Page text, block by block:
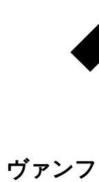
ヴァン